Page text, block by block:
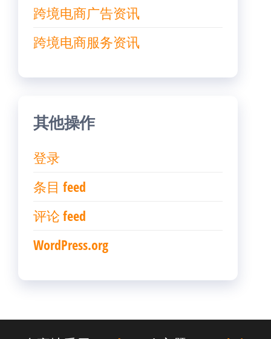
跨境电商广告资讯
跨境电商服务资讯
其他操作
登录
条目 feed
评论 feed
WordPress.org